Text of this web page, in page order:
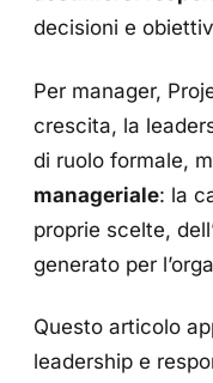
decisioni e
Per manager,
crescita, la
di ruolo formale,
manageriale: la
proprie scelte,
generato per
Questo articolo
leadership e